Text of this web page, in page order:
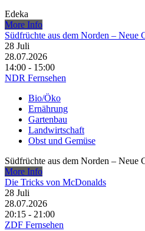
Edeka
More Info
Südfrüchte aus dem Norden – Neue
28 Juli
28.07.2026
14:00 - 15:00
NDR Fernsehen
Bio/Öko
Ernährung
Gartenbau
Landwirtschaft
Obst und Gemüse
Südfrüchte aus dem Norden – Neue
More Info
Die Tricks von McDonalds
28 Juli
28.07.2026
20:15 - 21:00
ZDF Fernsehen